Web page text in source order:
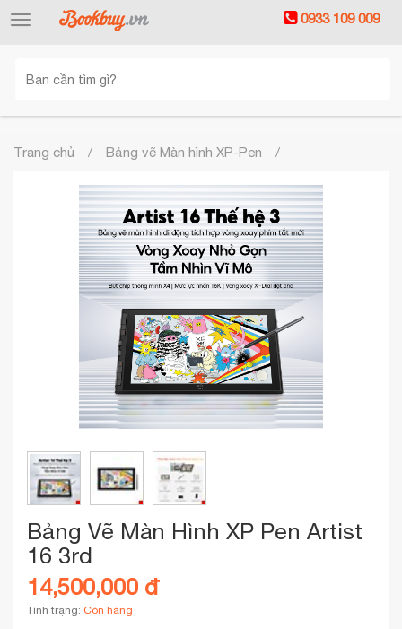
Toggle
0933 109 009
Trang chủ Bảng vẽ Màn hình XP-Pen
Bảng Vẽ Màn Hình XP Pen Artist
16 3rd
14,500,000 đ
Tình trạng: Còn hàng